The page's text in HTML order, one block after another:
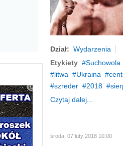
Dział: Wydarzenia
Etykiety
Suchowola
litwa
Ukraina
szreder
2018
Czytaj dalej...
środa, 07 luty 2018 10:00